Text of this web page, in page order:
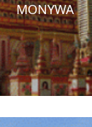
MONYWA